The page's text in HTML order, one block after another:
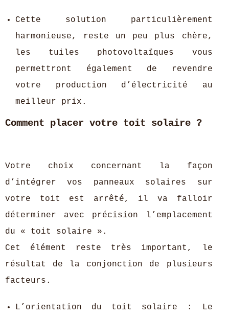
Cette solution particulièrement
harmonieuse, reste un peu plus chère,
les tuiles photovoltaïques vous
permettront également de revendre
votre production d’électricité au
meilleur prix.
Comment placer votre toit solaire ?
Votre choix concernant la façon
d’intégrer vos panneaux solaires sur
votre toit est arrêté, il va falloir
déterminer avec précision l’emplacement
du « toit solaire ».
Cet élément reste très important, le
résultat de la conjonction de plusieurs
facteurs.
L’orientation du toit solaire : Le